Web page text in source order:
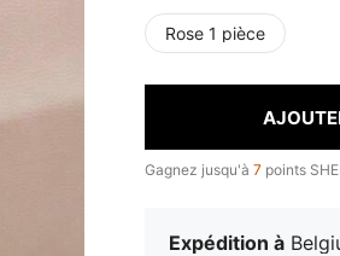
Rose 1 pièce
Gagnez jusqu'à 7 points
Expédition à